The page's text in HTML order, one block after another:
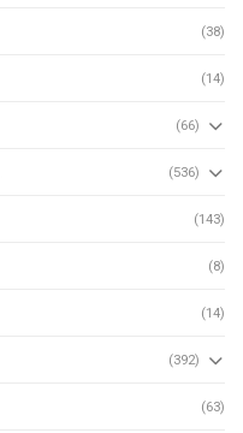
(38)
(14)
(66)
(536)
(143)
(8)
(14)
(392)
(63)